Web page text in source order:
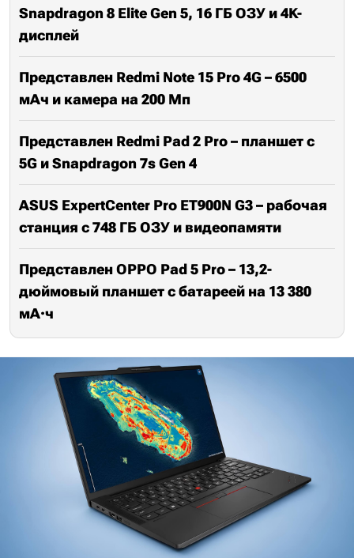
Snapdragon 8 Elite Gen 5, 16 ГБ ОЗУ и 4K-
дисплей
Представлен Redmi Note 15 Pro 4G – 6500
мАч и камера на 200 Мп
Представлен Redmi Pad 2 Pro – планшет с
5G и Snapdragon 7s Gen 4
ASUS ExpertCenter Pro ET900N G3 – рабочая
станция с 748 ГБ ОЗУ и видеопамяти
Представлен OPPO Pad 5 Pro – 13,2-
дюймовый планшет с батареей на 13 380
мА·ч